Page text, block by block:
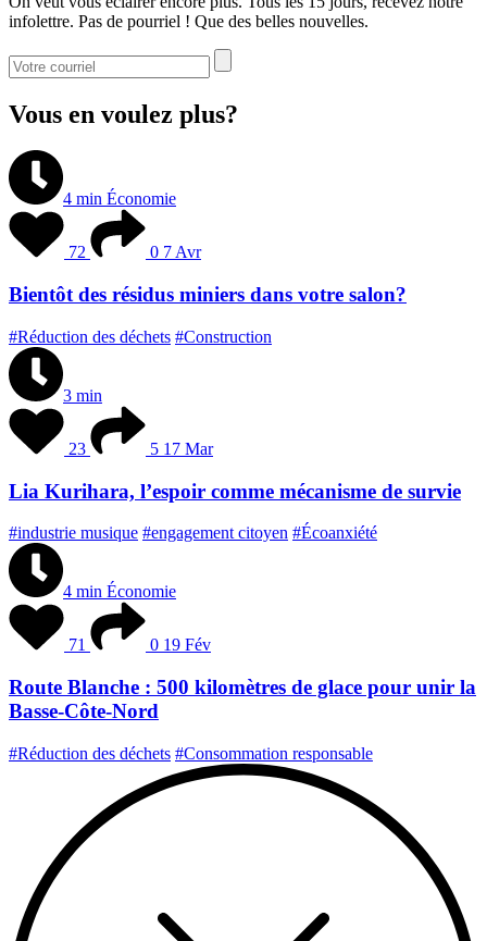
infolettre. Pas de pourriel ! Que des belles nouvelles.
Vous en voulez plus?
4 min Économie
72 0 7 Avr
Bientôt des résidus miniers dans votre salon?
#Réduction des déchets #Construction
3 min
23 5 17 Mar
Lia Kurihara, l’espoir comme mécanisme de survie
#industrie musique #engagement citoyen #Écoanxiété
4 min Économie
71 0 19 Fév
Route Blanche : 500 kilomètres de glace pour unir la
Basse-Côte-Nord
#Réduction des déchets #Consommation responsable